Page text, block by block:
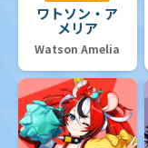
ワトソン・ア
メリア
Watson Amelia